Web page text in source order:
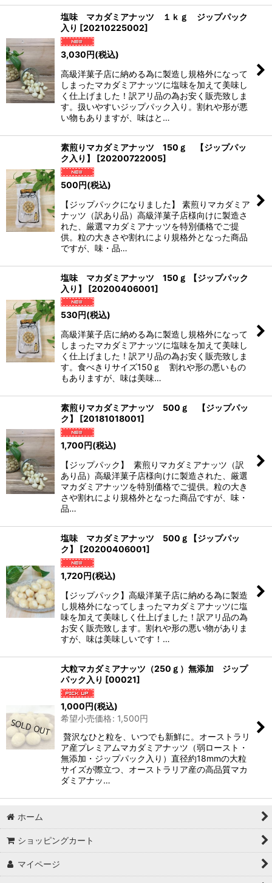
塩味 マカダミアナッツ １ｋｇ ジップパック
入り [20210225002]
3,030円(税込)
高級洋菓子店に納める為に製造し規格外になって
しまったマカダミアナッツに塩味を加えて美味し
く仕上げました！訳アリ品の為お安く販売致しま
す。扱いやすいジップパック入り。割れや形が悪
い物もありますが、味はと…
素煎りマカダミアナッツ 150ｇ 【ジップパッ
ク入り】
[20200722005]
500円(税込)
【ジップパックになりました】 素煎りマカダミア
ナッツ（訳あり品）高級洋菓子店様向けに製造さ
れた、厳選マカダミアナッツを特別価格でご提
供。粒の大きさや割れにより規格外となった商品
ですが、味・品…
塩味 マカダミアナッツ 150ｇ 【ジップパック
入り】
[20200406001]
530 円(税込)
高級洋菓子店に納める為に製造し規格外になって
しまったマカダミアナッツに塩味を加えて美味し
く仕上げました！訳アリ品の為お安く販売致しま
す。食べきりサイズ150ｇ 割れや形の悪いもの
もありますが、味は美味…
素煎りマカダミアナッツ 500ｇ 【ジップパッ
ク】
[20181018001]
1,700円(税込)
【ジップパック】 素煎りマカダミアナッツ（訳
あり品）高級洋菓子店様向けに製造された、厳選
マカダミアナッツを特別価格でご提供。粒の大き
さや割れにより規格外となった商品ですが、味・
品…
塩味 マカダミアナッツ 500ｇ【ジップパッ
ク】
[20200406001]
1,720円(税込)
【ジップパック】高級洋菓子店に納める為に製造
し規格外になってしまったマカダミアナッツに塩
味を加えて美味しく仕上げました！訳アリ品の為
お安く販売致します。割れや形の悪い物がありま
すが、味は美味しいです！…
大粒マカダミアナッツ（250ｇ）無添加 ジップ
パック入り [00021]
1,000円(税込)
希望小売価格: 1,500円
贅沢なひと粒を、いつでも新鮮に。オーストラリ
ア産プレミアムマカダミアナッツ（弱ロースト・
無添加・ジップパック入り）直径約18mmの大粒
サイズが際立つ、オーストラリア産の高品質マカ
ダミアナッ…
ホーム
ショッピングカート
マイページ